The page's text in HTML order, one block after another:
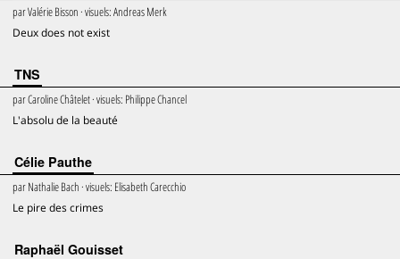
parValérie Bisson · visuels:Andreas Merk
Deux does not exist
TNS
parCaroline Châtelet· visuels: Philippe Chancel
L'absolu de la beauté
Célie Pauthe
parNathalie Bach · visuels: Elisabeth Carecchio
Le pire des crimes
Raphaël Gouisset